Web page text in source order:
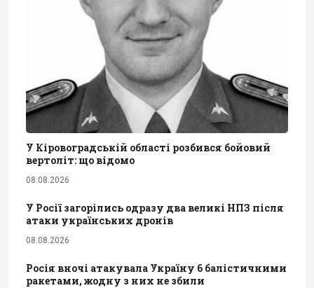
У Кіровоградській області розбився бойовий
вертоліт: що відомо
08.08.2026
У Росії загорілись одразу два великі НПЗ після
атаки українських дронів
08.08.2026
Росія вночі атакувала Україну 6 балістичними
ракетами, жодну з них не збили